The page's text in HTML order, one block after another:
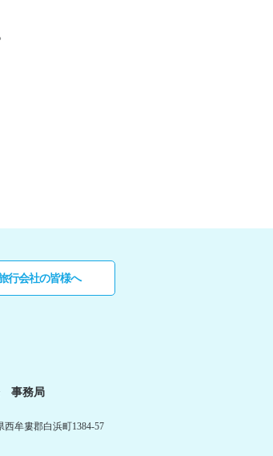
行会社の皆様へ
事務局
牟婁郡白浜町1384-57